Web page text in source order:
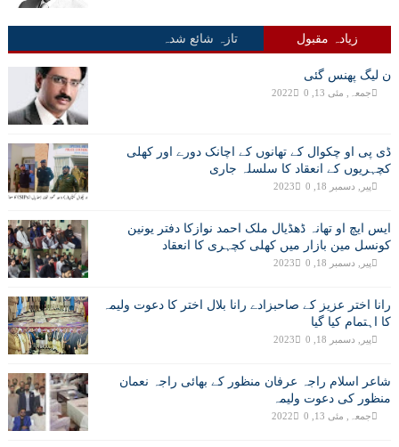
زیادہ مقبول تازہ شائع شدہ
ن لیگ پھنس گئی
جمعہ, مئی 13, 2022 0
ڈی پی او چکوال کے تھانوں کے اچانک دورے اور کھلی
کچہریوں کے انعقاد کا سلسلہ جاری
پیر, دسمبر 18, 2023 0
ایس ایچ او تھانہ ڈھڈیال ملک احمد نوازکا دفتر یونین
کونسل مین بازار میں کھلی کچہری کا انعقاد
پیر, دسمبر 18, 2023 0
رانا اختر عزیز کے صاحبزادے رانا بلال اختر کا دعوت ولیمہ
کا اہتمام کیا گیا
پیر, دسمبر 18, 2023 0
شاعر اسلام راجہ عرفان منظور کے بھائی راجہ نعمان
منظور کی دعوت ولیمہ
جمعہ, مئی 13, 2022 0